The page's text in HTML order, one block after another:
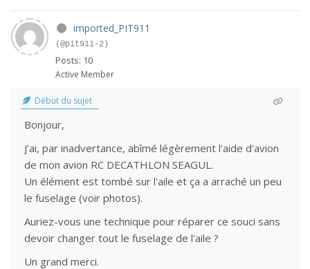
imported_PIT911
(@pit911-2)
Posts: 10
Active Member
Début du sujet
Bonjour,
J'ai, par inadvertance, abîmé légèrement l'aide d'avion
de mon avion RC DECATHLON SEAGUL.
Un élément est tombé sur l'aile et ça a arraché un peu
le fuselage (voir photos).
Auriez-vous une technique pour réparer ce souci sans
devoir changer tout le fuselage de l'aile ?
Un grand merci.